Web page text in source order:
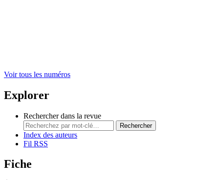
Voir tous les numéros
Explorer
Rechercher dans la revue
Rechercher
Index des auteurs
Fil RSS
Fiche